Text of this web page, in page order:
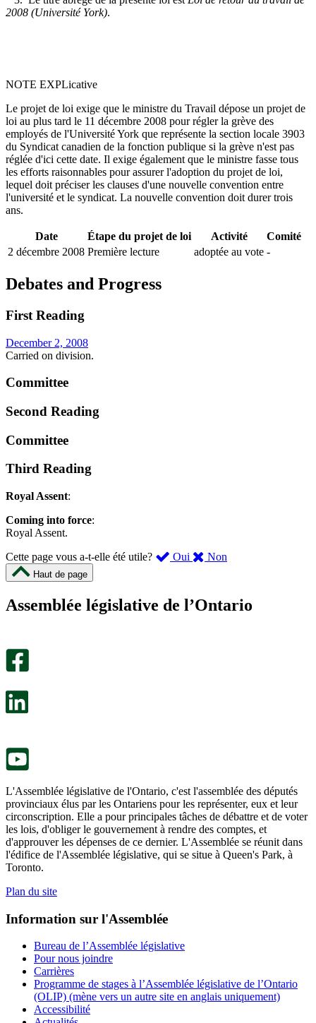
2008 (Université York).
NOTE EXPLicative
Le projet de loi exige que le ministre du Travail dépose un projet de
loi au plus tard le 11 décembre 2008 pour régler la grève des
employés de l'Université York que représente la section locale 3903
du Syndicat canadien de la fonction publique si la grève n'est pas
réglée d'ici cette date. Il exige également que le ministre fasse tous
les efforts raisonnables pour assurer l'adoption du projet de loi,
lequel doit préciser les clauses d'une nouvelle convention entre
l'université et le syndicat. La nouvelle convention doit durer trois
ans.
Date Étape du projet de loi Activité
Comité
2 décembre 2008 Première lecture adoptée au vote -
Debates and Progress
First Reading
December 2, 2008
Carried on division.
Committee
Second Reading
Committee
Third Reading
Royal Assent:
Coming into force:
Royal Assent.
Cette page vous a-t-elle été utile?
Oui ,
été
Non
m’a
Haut de page
Assemblée législative de l’Ontario
L'Assemblée législative de l'Ontario, c'est l'assemblée des députés
provinciaux élus par les Ontariens pour les représenter, eux et leur
circonscription. Elle a pour principales tâches de débattre et de voter
les lois, d'obliger le gouvernement à rendre des comptes, et
d'approuver les dépenses de ce dernier. L'Assemblée se réunit dans
l'édifice de l'Assemblée législative, qui se situe à Queen's Park, à
Toronto.
Plan du site
Information sur l'Assemblée
Bureau de l’Assemblée législative
Pour nous joindre
Carrières
Programme de stages à l’Assemblée législative de l’Ontario
(OLIP) (mène vers un autre site en anglais uniquement)
Accessibilité